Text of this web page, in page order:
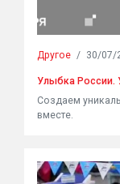
Другое / 30/07/
Улыбка России.
Создаем
вместе.